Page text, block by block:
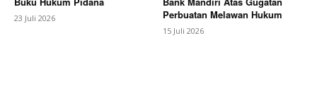
23 Juli 2026
Perbuatan Melawan Hukum
15 Juli 2026